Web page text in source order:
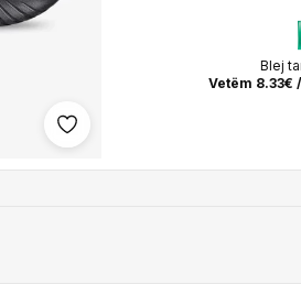
Shto në wishlist
Blej
Vetëm 8.33€